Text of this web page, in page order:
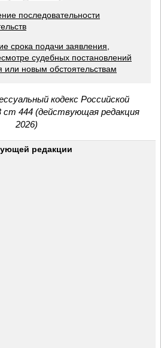
последовательности
срока подачи заявления,
судебных постановлений
или новым обстоятельствам
кодекс Российской
ст 444 (действующая редакция
2026)
редакции